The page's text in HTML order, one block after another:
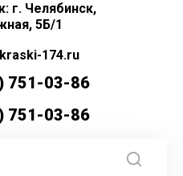
г. Челябинск,
5Б/1
174.ru
751-03-86
751-03-86